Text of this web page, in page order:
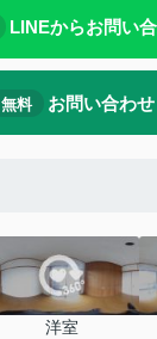
LINEからお問い
無料 お問い合わせ
洋室